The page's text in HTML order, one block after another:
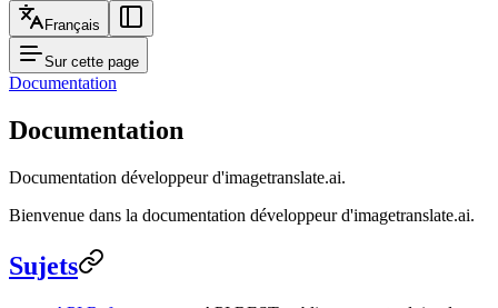
Français
Sur cette page
Documentation
Documentation
Documentation développeur d'imagetranslate.ai.
Bienvenue dans la documentation développeur d'imagetranslate.ai.
Sujets